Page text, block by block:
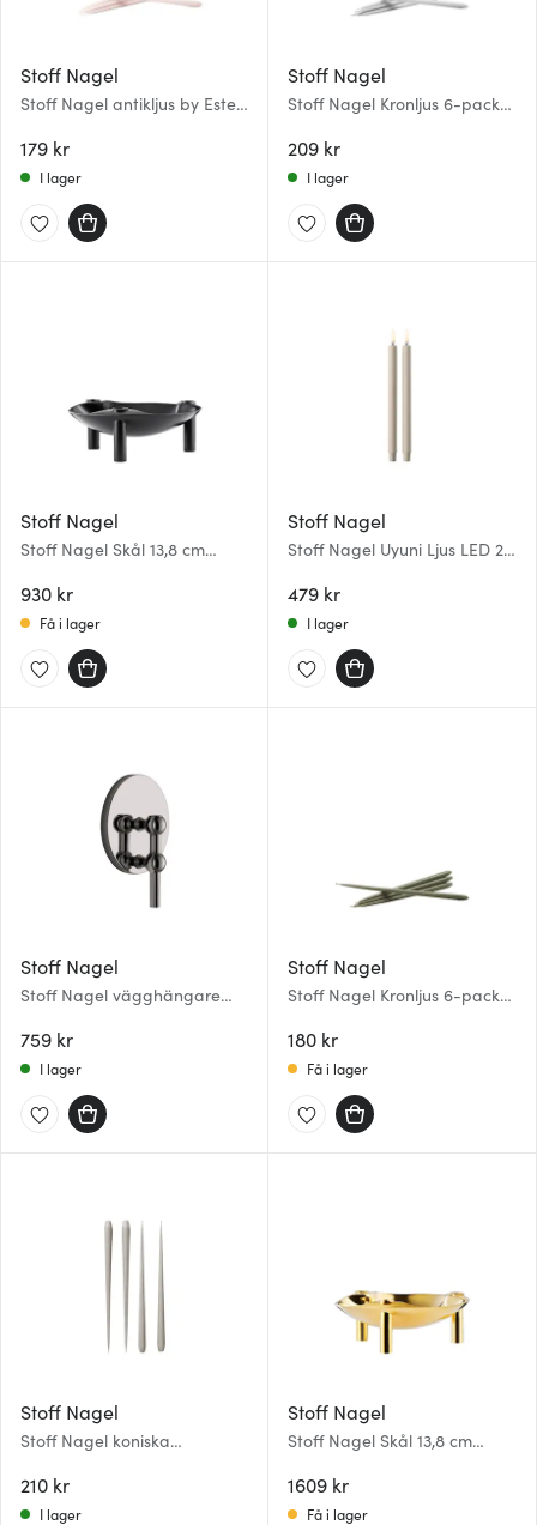
Stoff Nagel
Stoff Nagel antikljus by Ester
Pink
179 kr
I lager
Stoff Nagel
Stoff Nagel Kronljus 6-pack
209 kr
I lager
Stoff Nagel
Stoff Nagel Skål 13,8 cm
930 kr
Få i lager
Stoff Nagel
Stoff Nagel Uyuni Ljus LED 2-
479 kr
I lager
Stoff Nagel
Stoff Nagel vägghängare
759 kr
I lager
Stoff Nagel
Stoff Nagel Kronljus 6-pack
180 kr
Få i lager
Stoff Nagel
Stoff Nagel koniska
cm 4-pack sand
210 kr
I lager
Stoff Nagel
Stoff Nagel Skål 13,8 cm
1609 kr
Få i lager